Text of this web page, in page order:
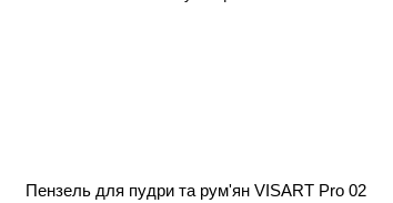
Пензель для пудри та рум'ян VISART Pro 02